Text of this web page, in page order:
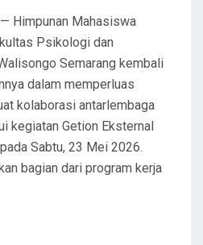
Himpunan Mahasiswa
Psikologi dan
Semarang kembali
dalam memperluas
kolaborasi antarlembaga
kegiatan Getion Eksternal
Sabtu, 23 Mei 2026.
bagian dari program kerja